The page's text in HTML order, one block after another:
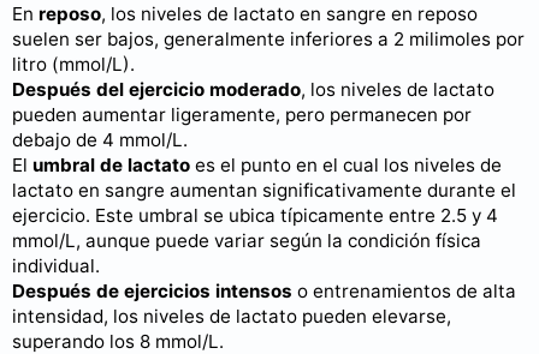
En reposo, los niveles de lactato en sangre en reposo
suelen ser bajos, generalmente inferiores a 2 milimoles por
litro (mmol/L).
Después del ejercicio moderado, los niveles de lactato
pueden aumentar ligeramente, pero permanecen por
debajo de 4 mmol/L.
El umbral de lactato es el punto en el cual los niveles de
lactato en sangre aumentan significativamente durante el
ejercicio. Este umbral se ubica típicamente entre 2.5 y 4
mmol/L, aunque puede variar según la condición física
individual.
Después de ejercicios intensos o entrenamientos de alta
intensidad, los niveles de lactato pueden elevarse,
superando los 8 mmol/L.